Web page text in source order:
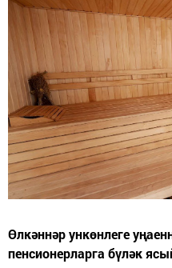
Өлкәннәр ункөнлеге
пенсионерларга бүләк